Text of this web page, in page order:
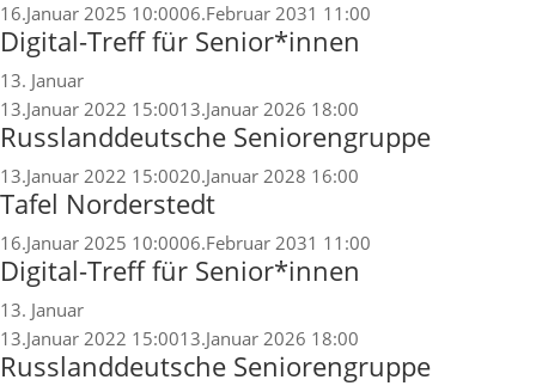
16.Januar 2025 10:0006.Februar 2031 11:00
Digital-Treff für Senior*innen
13. Januar
13.Januar 2022 15:0013.Januar 2026 18:00
Russlanddeutsche Seniorengruppe
13.Januar 2022 15:0020.Januar 2028 16:00
Tafel Norderstedt
16.Januar 2025 10:0006.Februar 2031 11:00
Digital-Treff für Senior*innen
13. Januar
13.Januar 2022 15:0013.Januar 2026 18:00
Russlanddeutsche Seniorengruppe